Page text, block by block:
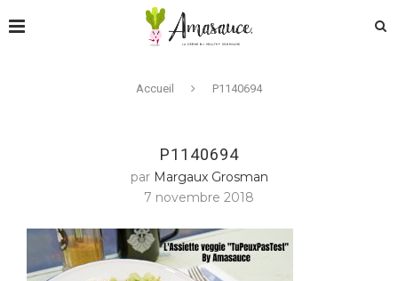
Accueil P1140694
P1140694
par Margaux Grosman
7 novembre 2018